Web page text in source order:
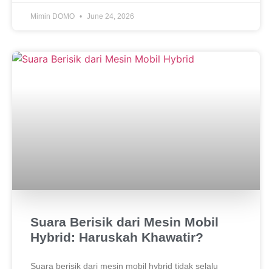
Mimin DOMO June 24, 2026
Suara Berisik dari Mesin Mobil
Hybrid: Haruskah Khawatir?
Suara berisik dari mesin mobil hybrid tidak selalu